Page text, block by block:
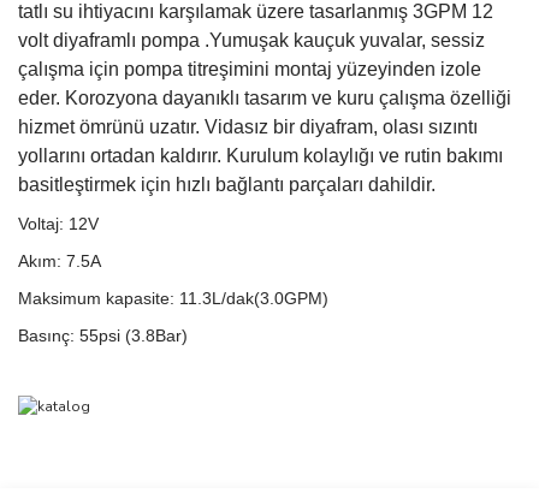
tatlı su ihtiyacını karşılamak üzere tasarlanmış 3GPM 12
volt diyaframlı pompa .Yumuşak kauçuk yuvalar, sessiz
çalışma için pompa titreşimini montaj yüzeyinden izole
eder. Korozyona dayanıklı tasarım ve kuru çalışma özelliği
hizmet ömrünü uzatır. Vidasız bir diyafram, olası sızıntı
yollarını ortadan kaldırır. Kurulum kolaylığı ve rutin bakımı
basitleştirmek için hızlı bağlantı parçaları dahildir.
Voltaj: 12V
Akım: 7.5A
Maksimum kapasite: 11.3L/dak(3.0GPM)
Basınç: 55psi (3.8Bar)